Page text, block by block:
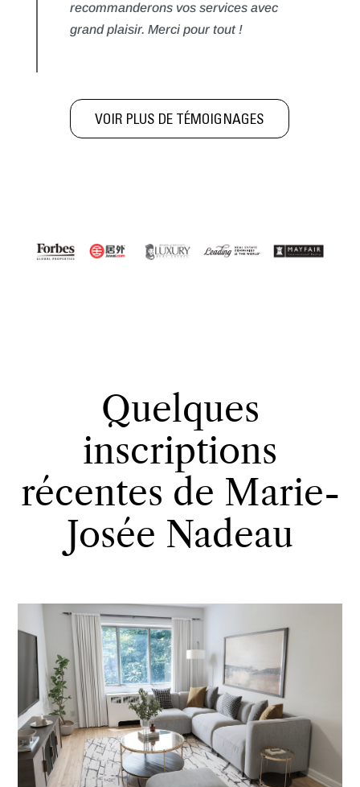
recommanderons vos services avec
grand plaisir. Merci pour tout !
VOIR PLUS DE TÉMOIGNAGES
Quelques
inscriptions
récentes de Marie-
Josée Nadeau